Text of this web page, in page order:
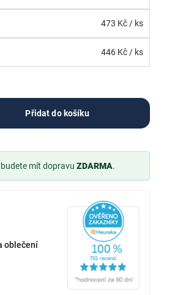
473 Kč / ks
446 Kč / ks
Přidat do košíku
mít dopravu ZDARMA.
oblečení